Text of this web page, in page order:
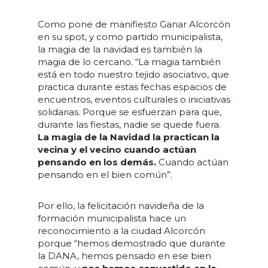
Como pone de manifiesto Ganar Alcorcón
en su spot, y como partido municipalista,
la magia de la navidad es también la
magia de lo cercano. “La magia también
está en todo nuestro tejido asociativo, que
practica durante estas fechas espacios de
encuentros, eventos culturales o iniciativas
solidarias. Porque se esfuerzan para que,
durante las fiestas, nadie se quede fuera.
La magia de la Navidad la practican la
vecina y el vecino cuando actúan
pensando en los demás.Cuando actúan
pensando en el bien común”.
Por ello, la felicitación navideña de la
formación municipalista hace un
reconocimiento a la ciudad Alcorcón
porque “hemos demostrado que durante
la DANA, hemos pensado en ese bien